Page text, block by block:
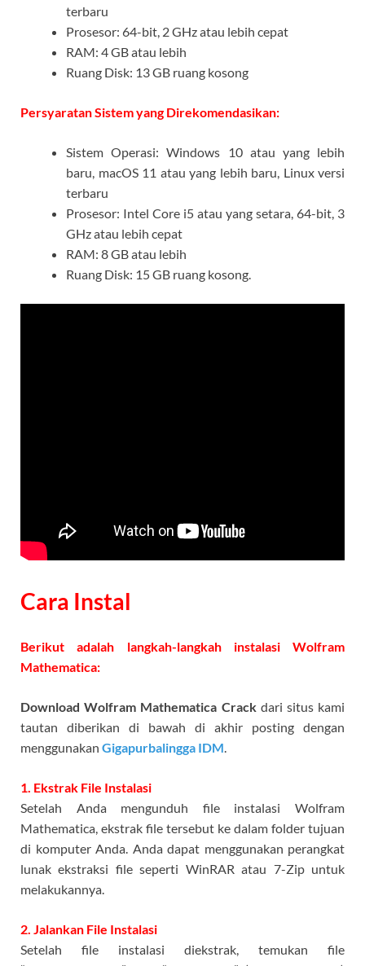
terbaru
Prosesor: 64-bit, 2 GHz atau lebih cepat
RAM: 4 GB atau lebih
Ruang Disk: 13 GB ruang kosong
Persyaratan Sistem yang Direkomendasikan:
Sistem Operasi: Windows 10 atau yang lebih
baru, macOS 11 atau yang lebih baru, Linux versi
terbaru
Prosesor: Intel Core i5 atau yang setara, 64-bit, 3
GHz atau lebih cepat
RAM: 8 GB atau lebih
Ruang Disk: 15 GB ruang kosong.
Cara Instal
Berikut adalah langkah-langkah instalasi Wolfram
Mathematica:
Download Wolfram Mathematica Crackdari situs kami
tautan diberikan di bawah di akhir posting dengan
menggunakan Gigapurbalingga IDM
1. Ekstrak File Instalasi
Setelah Anda mengunduh file instalasi Wolfram
Mathematica, ekstrak file tersebut ke dalam folder tujuan
di komputer Anda. Anda dapat menggunakan perangkat
lunak ekstraksi file seperti WinRAR atau 7-Zip untuk
melakukannya.
2. Jalankan File Instalasi
Setelah file instalasi diekstrak, temukan file